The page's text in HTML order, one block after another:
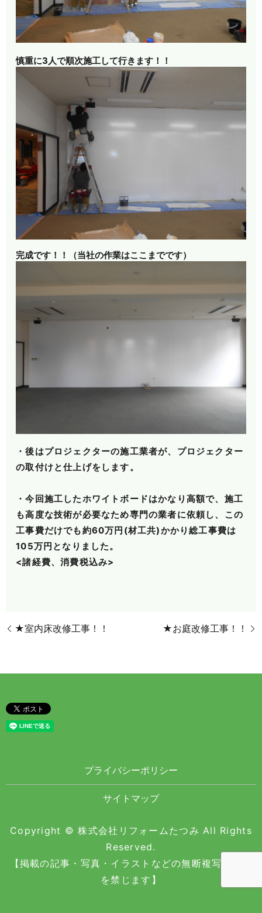
慎重に3人で順次施工して行きます！！
完成です！！（当社の作業はここまでです）
・後はプロジェクターの施工業者が、プロジェクター
の取付けと仕上げをします。
・今回施工したホワイトボードはかなり高額で、施工
も高度な技術が必要なため専門の業者に依頼し、この
工事費だけでも約60万円(材工共)かかり総工事費は
105万円となりました。
<諸経費、消費税込み>
★室内床改修工事！！ ★お庭改修工事！！
プライバシーポリシー
サイトマップ
Copyright © 株式会社リフォームたつみ All Rights
Reserved.
【掲載の記事・写真・イラストなどの無断複写・転載
を禁じます】